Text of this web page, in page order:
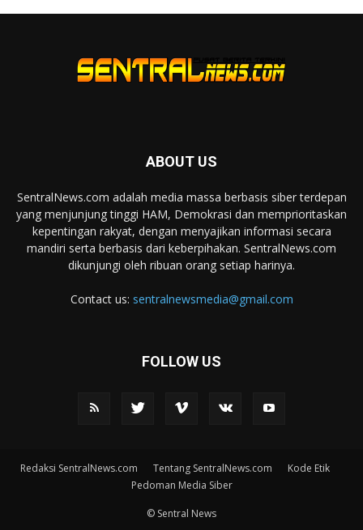
ABOUT US
SentralNews.com adalah media massa berbasis siber terdepan
yang menjunjung tinggi HAM, Demokrasi dan memprioritaskan
kepentingan rakyat, dengan menyajikan informasi secara
mandiri serta berbasis dari keberpihakan. SentralNews.com
dikunjungi oleh ribuan orang setiap harinya.
Contact us: sentralnewsmedia@gmail.com
FOLLOW US
Redaksi SentralNews.com Tentang SentralNews.com
Kode Etik
Pedoman Media Siber
© Sentral News